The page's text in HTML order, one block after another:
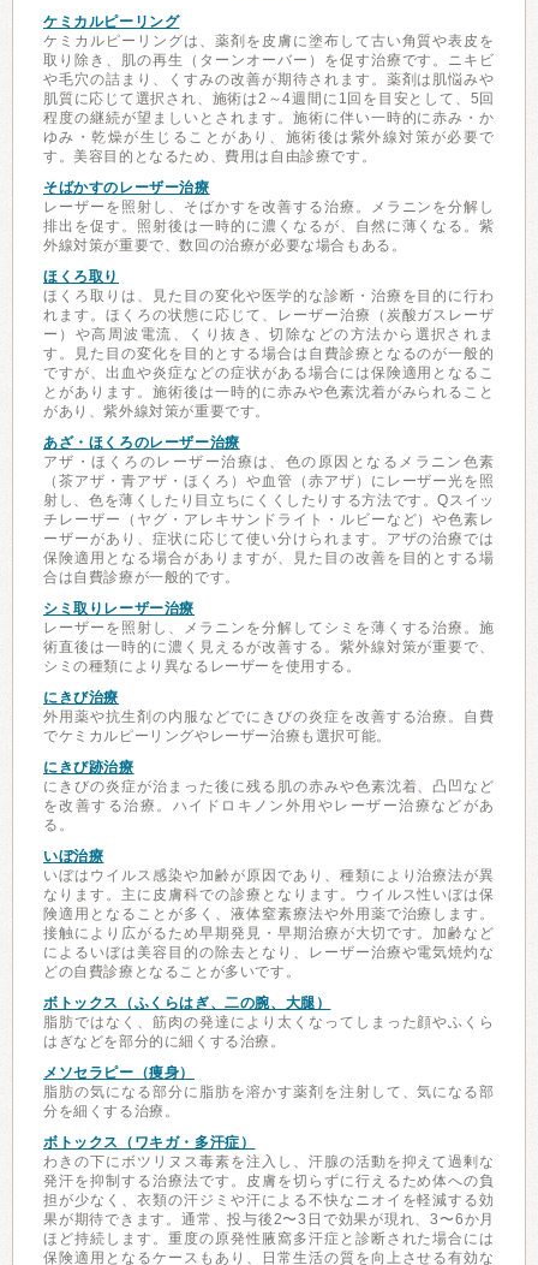
ケミカルピーリング
ケミカルピーリングは、薬剤を皮膚に塗布して古い角質や表皮を
取り除き、肌の再生（ターンオーバー）を促す治療です。ニキビ
や毛穴の詰まり、くすみの改善が期待されます。薬剤は肌悩みや
肌質に応じて選択され、施術は2～4週間に1回を目安として、5回
程度の継続が望ましいとされます。施術に伴い一時的に赤み・か
ゆみ・乾燥が生じることがあり、施術後は紫外線対策が必要で
す。美容目的となるため、費用は自由診療です。
そばかすのレーザー治療
レーザーを照射し、そばかすを改善する治療。メラニンを分解し
排出を促す。照射後は一時的に濃くなるが、自然に薄くなる。紫
外線対策が重要で、数回の治療が必要な場合もある。
ほくろ取り
ほくろ取りは、見た目の変化や医学的な診断・治療を目的に行わ
れます。ほくろの状態に応じて、レーザー治療（炭酸ガスレーザ
ー）や高周波電流、くり抜き、切除などの方法から選択されま
す。見た目の変化を目的とする場合は自費診療となるのが一般的
ですが、出血や炎症などの症状がある場合には保険適用となるこ
とがあります。施術後は一時的に赤みや色素沈着がみられること
があり、紫外線対策が重要です。
あざ・ほくろのレーザー治療
アザ・ほくろのレーザー治療は、色の原因となるメラニン色素
（茶アザ・青アザ・ほくろ）や血管（赤アザ）にレーザー光を照
射し、色を薄くしたり目立ちにくくしたりする方法です。Qスイッ
チレーザー（ヤグ・アレキサンドライト・ルビーなど）や色素レ
ーザーがあり、症状に応じて使い分けられます。アザの治療では
保険適用となる場合がありますが、見た目の改善を目的とする場
合は自費診療が一般的です。
シミ取りレーザー治療
レーザーを照射し、メラニンを分解してシミを薄くする治療。施
術直後は一時的に濃く見えるが改善する。紫外線対策が重要で、
シミの種類により異なるレーザーを使用する。
にきび治療
外用薬や抗生剤の内服などでにきびの炎症を改善する治療。自費
でケミカルピーリングやレーザー治療も選択可能。
にきび跡治療
にきびの炎症が治まった後に残る肌の赤みや色素沈着、凸凹など
を改善する治療。ハイドロキノン外用やレーザー治療などがあ
る。
いぼ治療
いぼはウイルス感染や加齢が原因であり、種類により治療法が異
なります。主に皮膚科での診療となります。ウイルス性いぼは保
険適用となることが多く、液体窒素療法や外用薬で治療します。
接触により広がるため早期発見・早期治療が大切です。加齢など
によるいぼは美容目的の除去となり、レーザー治療や電気焼灼な
どの自費診療となることが多いです。
ボトックス（ふくらはぎ、二の腕、大腿）
脂肪ではなく、筋肉の発達により太くなってしまった顔やふくら
はぎなどを部分的に細くする治療。
メソセラピー（痩身）
脂肪の気になる部分に脂肪を溶かす薬剤を注射して、気になる部
分を細くする治療。
ボトックス（ワキガ・多汗症）
わきの下にボツリヌス毒素を注入し、汗腺の活動を抑えて過剰な
発汗を抑制する治療法です。皮膚を切らずに行えるため体への負
担が少なく、衣類の汗ジミや汗による不快なニオイを軽減する効
果が期待できます。通常、投与後2〜3日で効果が現れ、3〜6か月
ほど持続します。重度の原発性腋窩多汗症と診断された場合には
保険適用となるケースもあり、日常生活の質を向上させる有効な